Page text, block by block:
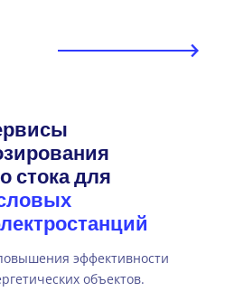
стока для
эффективности
объектов.